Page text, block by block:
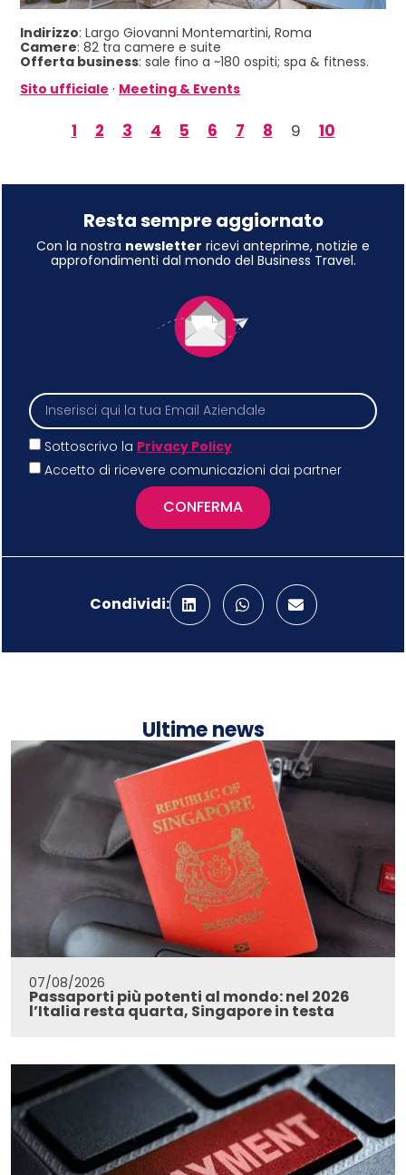
Indirizzo: Largo Giovanni Montemartini, Roma
Camere: 82 tra camere e suite
Offerta business: sale fino a ~180 ospiti; spa & fitness.
Sito ufficiale · Meeting & Events
1 2 3 4 5 6 7 8 9 10
Resta sempre aggiornato
Con la nostra newsletter ricevi anteprime, notizie e
approfondimenti dal mondo del Business Travel.
Sottoscrivo la Privacy Policy
Accetto di ricevere comunicazioni dai partner
CONFERMA
Condividi:
Ultime news
07/08/2026
Passaporti più potenti al mondo: nel 2026
l’Italia resta quarta, Singapore in testa